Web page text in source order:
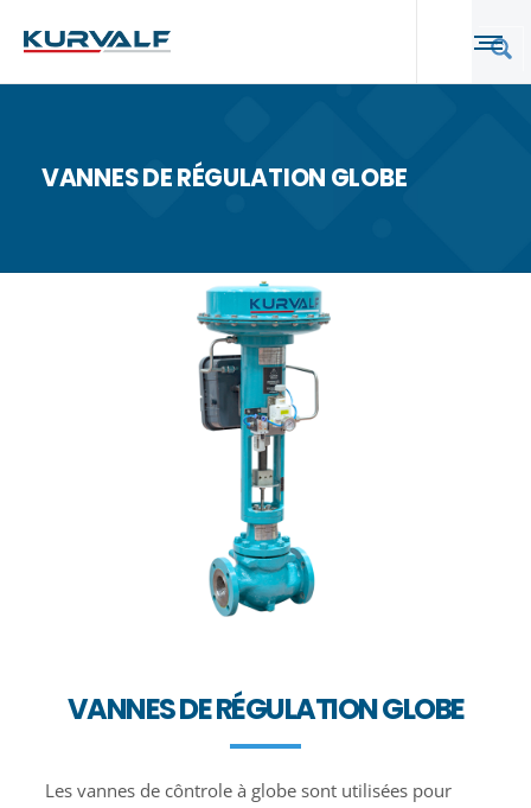
VANNES DE RÉGULATION GLOBE
VANNES DE RÉGULATION GLOBE
Les vannes de côntrole à globe sont utilisées pour